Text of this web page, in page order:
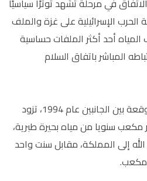
الحرب الإسرائيلية على غزة والملف
أحد أكثر الملفات حساسية
المباشر باتفاق السلام
وبموجب اتفاقية السلام الموقعة بين الجانبين عام 1994، تزود
بـ50 مليون متر مكعب سنويا من مياه بحيرة طبرية،
إلى المملكة، مقابل سنت واحد